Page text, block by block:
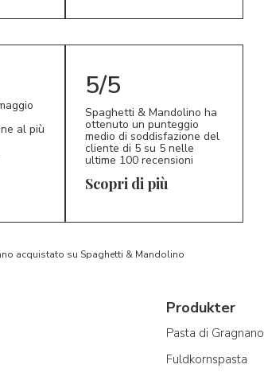
al più
5/5
Spaghetti & Mandolino ha
ottenuto un punteggio
medio di soddisfazione del
cliente di 5 su 5 nelle
ultime 100 recensioni
Scopri di più
acquistato su Spaghetti & Mandolino
Produkter
Pasta di Gragnano
Fuldkornspasta